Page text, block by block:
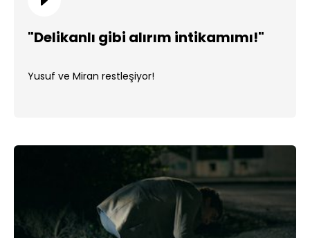
"Delikanlı gibi alırım intikamımı!"
Yusuf ve Miran restleşiyor!